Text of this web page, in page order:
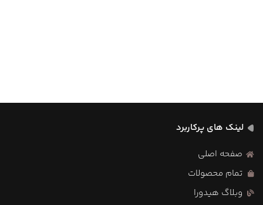
لینک های پرکاربرد
صفحه اصلی
تمام محصولات
وبلاگ هیدورا